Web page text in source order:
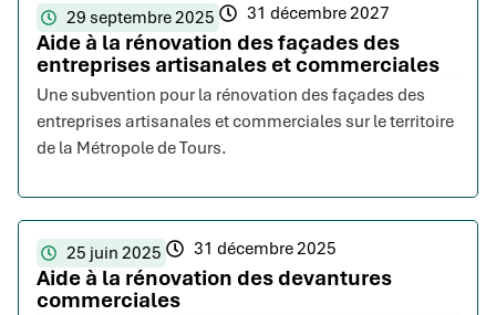
29 septembre 2025 31 décembre 2027
Aide à la rénovation des façades des
entreprises artisanales et commerciales
Une subvention pour la rénovation des façades des
entreprises artisanales et commerciales sur le territoire
de la Métropole de Tours.
25 juin 2025 31 décembre 2025
Aide à la rénovation des devantures
commerciales